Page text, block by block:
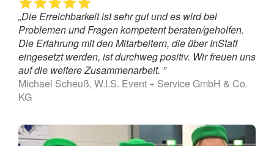
„Die Erreichbarkeit ist sehr gut und es wird bei
Problemen und Fragen kompetent beraten/geholfen.
Die Erfahrung mit den Mitarbeitern, die über InStaff
eingesetzt werden, ist durchweg positiv. Wir freuen uns
auf die weitere Zusammenarbeit. ”
Michael Scheuß, W.I.S. Event + Service GmbH & Co.
KG